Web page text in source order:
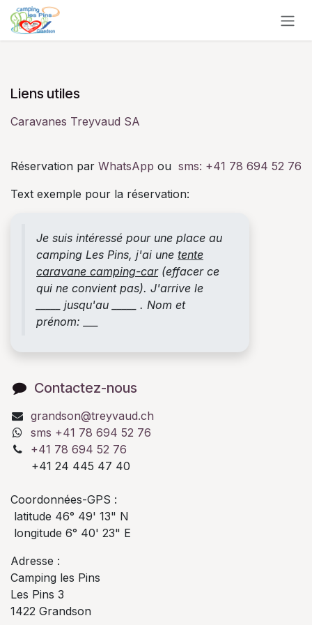
Se rendre au contenu
Liens utiles
Caravanes Treyvaud SA
Réservation par WhatsApp ou sms: +41 78 694 52 76
Text exemple pour la réservation:
Je suis intéressé pour une place au
camping Les Pins, j'ai une tente
caravane camping-car(effacer ce
qui ne convient pas). J'arrive le
_____ jusqu'au _____ . Nom et
prénom: ___
Contactez-nous
grandson@treyvaud.ch
sms +41 78 694 52 76
+41 78 694 52 76
+41 24 445 47 40
Coordonnées-GPS :
latitude 46° 49' 13" N
longitude 6° 40' 23" E
Adresse :
Camping les Pins
Les Pins 3
1422 Grandson